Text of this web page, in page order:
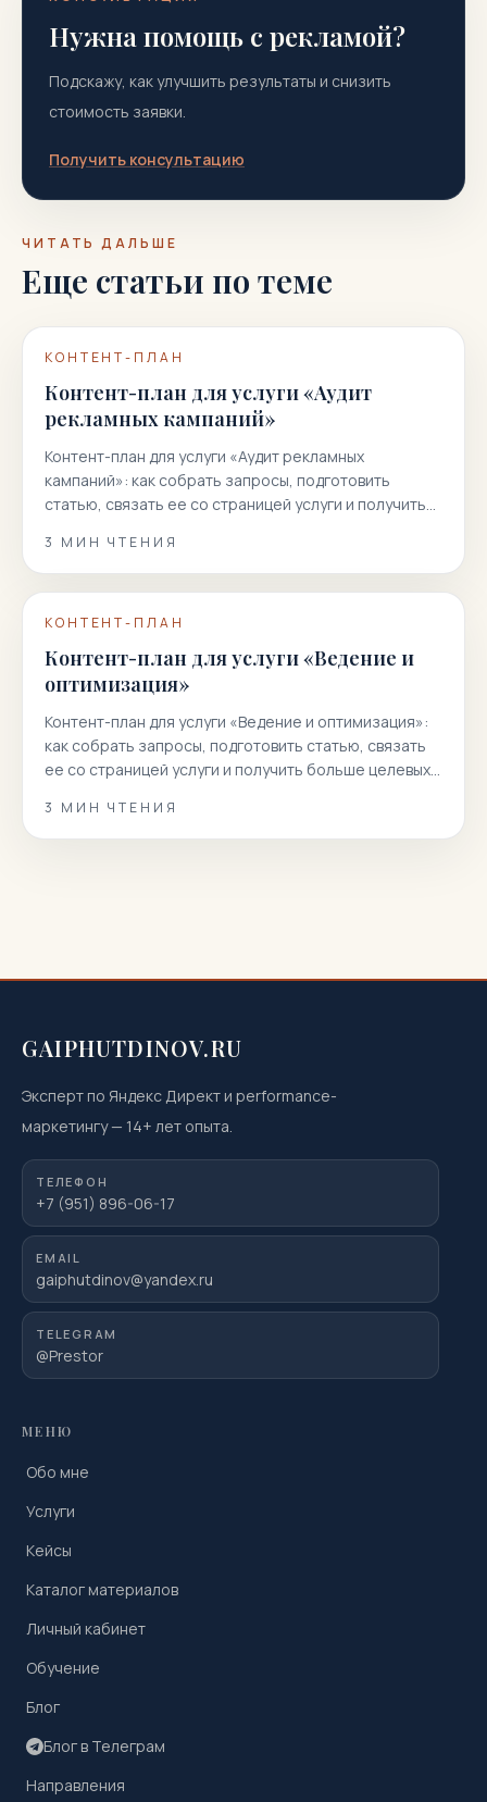
Нужна помощь с рекламой?
Подскажу, как улучшить результаты и снизить
стоимость заявки.
Получить консультацию
ЧИТАТЬ ДАЛЬШЕ
Еще статьи по теме
КОНТЕНТ-ПЛАН
Контент-план для услуги «Аудит
рекламных кампаний»
Контент-план для услуги «Аудит рекламных
кампаний»: как собрать запросы, подготовить
статью, связать ее со страницей услуги и получить
3 МИН ЧТЕНИЯ
КОНТЕНТ-ПЛАН
Контент-план для услуги «Ведение и
оптимизация»
Контент-план для услуги «Ведение и оптимизация»:
как собрать запросы, подготовить статью, связать
ее со страницей услуги и получить больше целевых
3 МИН ЧТЕНИЯ
GAIPHUTDINOV.RU
Эксперт по Яндекс Директ и performance-
маркетингу— 14+ лет опыта.
ТЕЛЕФОН
+7 (951) 896-06-17
EMAIL
gaiphutdinov@yandex.ru
TELEGRAM
@Prestor
МЕНЮ
Обо мне
Услуги
Кейсы
Каталог материалов
Личный кабинет
Обучение
Блог
Блог в Телеграм
Направления